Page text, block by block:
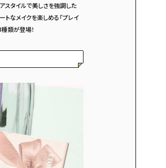
スタイルで美しさを強調した
トなメイクを楽しめる「プレイ
種類が登場！